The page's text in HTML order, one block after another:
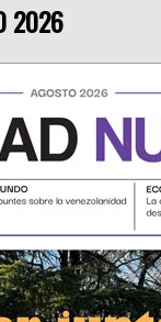
2026